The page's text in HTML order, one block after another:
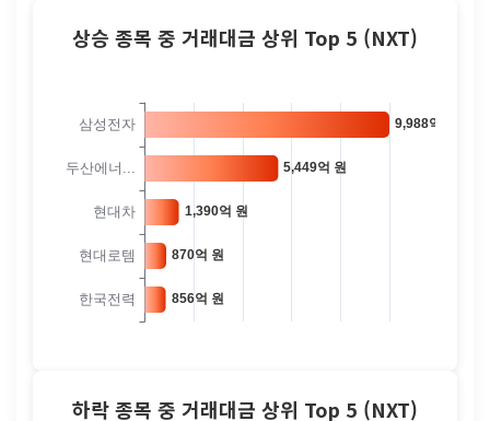
상승 종목 중 거래대금 상위 Top 5 (NXT)
하락 종목 중 거래대금 상위 Top 5 (NXT)